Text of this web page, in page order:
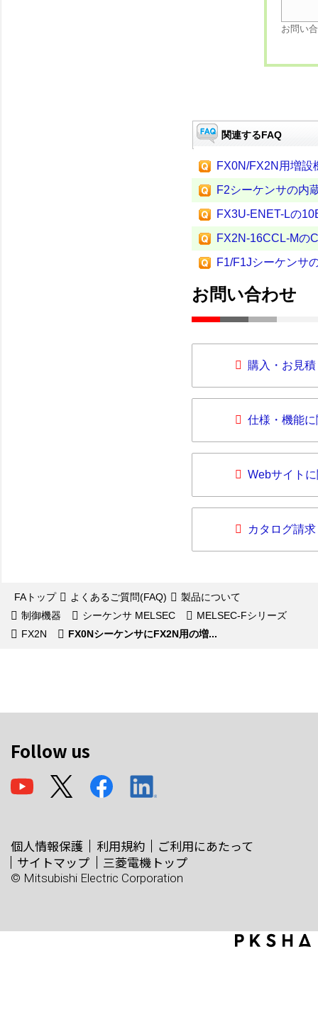
お問い
関連するFAQ
FX0N/FX2N用増設
F2シーケンサの内
FX3U-ENET-Lの
FX2N-16CCL-Mの
F1/F1Jシーケンサ
お問い合わせ
購入・お見
仕様・機能
Webサイト
カタログ請求
FAトップ よくあるご質問(FAQ)
製品について
制御機器
シーケンサ MELSEC
MELSEC-Fシリーズ
FX2N
FX0NシーケンサにFX2N用の増...
Follow us
個人情報保護 利用規約
ご利用にあたって
サイトマップ
三菱電機トップ
© Mitsubishi Electric Corporation